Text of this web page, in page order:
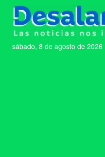
sábado, 8 de agosto de 2026